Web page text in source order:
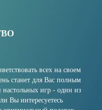
всех на своем
станет для Вас полным
игр - один из
Вы интересуетесь